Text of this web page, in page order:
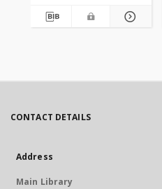
CONTACT DETAILS
Address
Main Library